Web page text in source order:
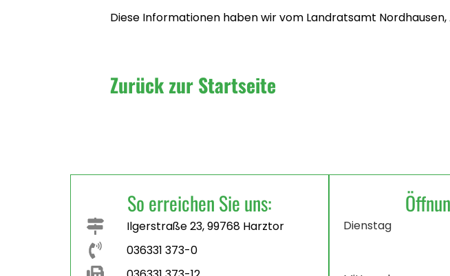
Diese Informationen haben wir vom Landratsamt
Zurück zur Startseite
So erreichen Sie uns:
Ilgerstraße 23, 99768 Harztor
036331 373-0
Dienstag